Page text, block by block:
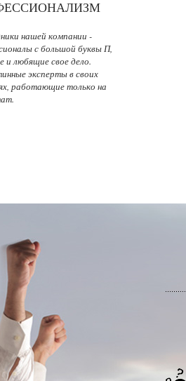
нашей компании -
с большой буквы П,
и любящие свое дело.
эксперты в своих
работающие только на